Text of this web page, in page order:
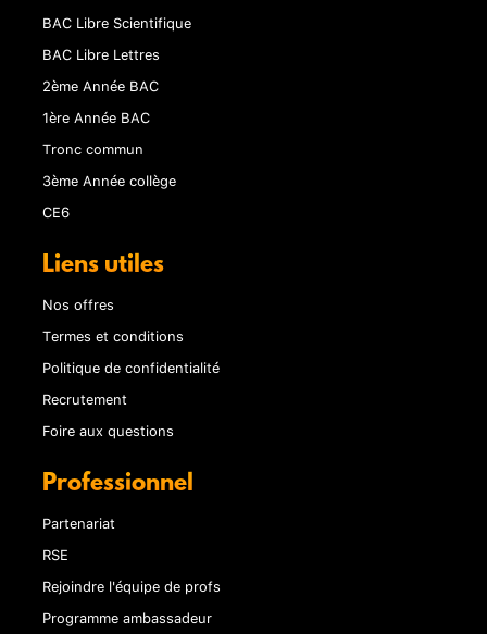
BAC Libre Scientifique
BAC Libre Lettres
2ème Année BAC
1ère Année BAC
Tronc commun
3ème Année collège
CE6
Liens utiles
Nos offres
Termes et conditions
Politique de confidentialité
Recrutement
Foire aux questions
Professionnel
Partenariat
RSE
Rejoindre l'équipe de profs
Programme ambassadeur